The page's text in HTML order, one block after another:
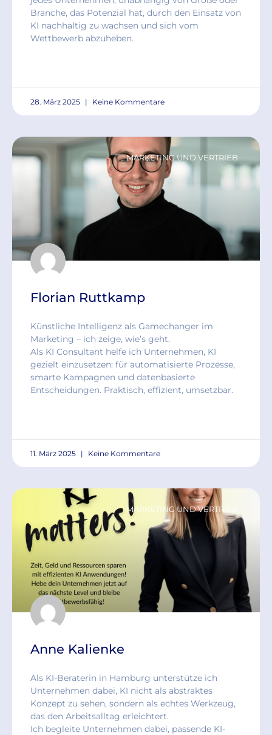
Branche, das Potenzial hat, durch den Einsatz von
KI nachhaltig zu wachsen und sich vom
Wettbewerb abzuheben.
28. März 2025 Keine Kommentare
MARKETING UND VERTRIEB
Florian Ruttkamp
Künstliche Intelligenz als Gamechanger im
Marketing – ich zeige, wie’s geht.
Als KI Consultant helfe ich Unternehmen, KI
gezielt einzusetzen: für automatisierte Prozesse,
smarte Kampagnen und datenbasierte
Entscheidungen. Praktisch, effizient, umsetzbar.
11. März 2025 Keine Kommentare
MARKETING UND VERTRIEB
Anne Kalienke
Als KI-Beraterin in Hamburg unterstütze ich
Unternehmen dabei, KI nicht als abstraktes
Konzept zu sehen, sondern als echtes Werkzeug,
das den Arbeitsalltag erleichtert.
Ich begleite Unternehmen dabei, passende KI-